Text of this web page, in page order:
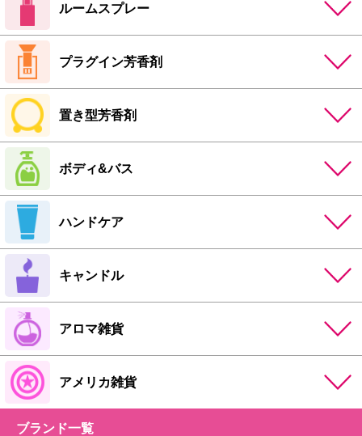
ルームスプレー
プラグイン芳香剤
置き型芳香剤
ボディ&バス
ハンドケア
キャンドル
アロマ雑貨
アメリカ雑貨
ブランド一覧